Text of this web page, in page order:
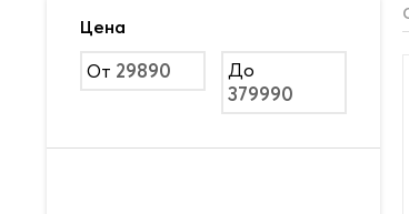
Цена
От
До